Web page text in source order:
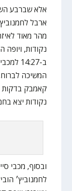
אלא שברבע
ארבל
נקודות,
המשיכה
נקודות יצא